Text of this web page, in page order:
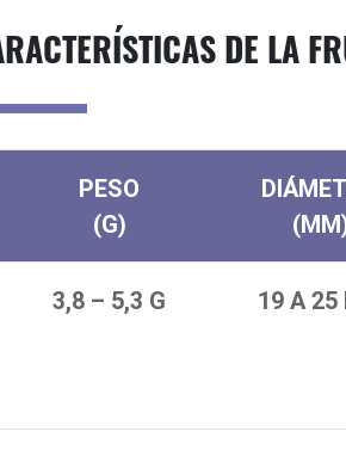
DE LA
PESO
(G)
3,8 – 5,3 G 19 A 25